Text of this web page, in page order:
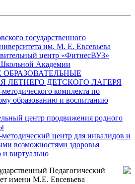
государственного
им. М. Е. Евсевьева
центр «ФитнесВУЗ»
Академии
ЛЕТНЕГО ДЕТСКОГО ЛАГЕРЯ
комплекта по
образованию и воспитанию
центр продвижения родного
центр для инвалидов и
возможностями здоровья
и виртуально
Педагогический
имени М.Е. Евсевьева